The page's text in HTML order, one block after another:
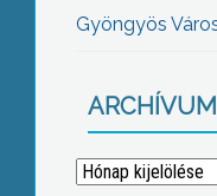
Gyöngyös
ARCHÍVUM
Archívum